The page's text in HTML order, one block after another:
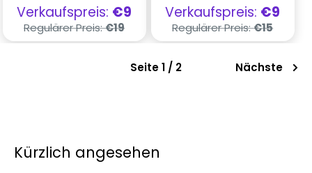
Verkaufspreis
Verkaufspreis: €9
Regulärer
Preis
Regulärer Preis:€19
Verkaufspreis
Verkaufspreis: €9
Regulärer
Preis
Regulärer Preis:€15
Seite 1 / 2 Nächste
Kürzlich angesehen